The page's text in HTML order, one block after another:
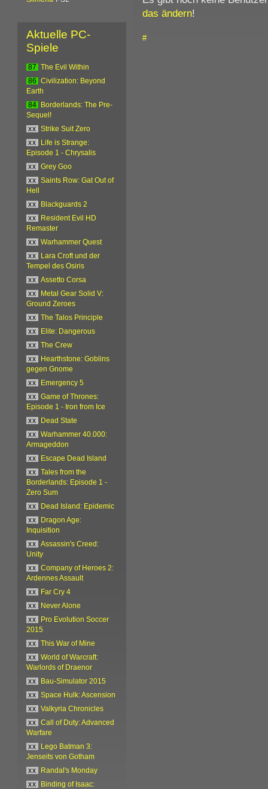
das ändern!
#
Aktuelle PC-
Spiele
87
The Evil Within
86
Civilization: Beyond
Earth
84
Borderlands: The Pre-
Sequel!
xx
Strike Suit Zero
xx
Life is Strange:
Episode 1 - Chrysalis
xx
Grey Goo
xx
Saints Row: Gat Out of
Hell
xx
Blackguards 2
xx
Resident Evil HD
Remaster
xx
Warhammer Quest
xx
Lara Croft und der
Tempel des Osiris
xx
Assetto Corsa
xx
Metal Gear Solid V:
Ground Zeroes
xx
The Talos Principle
xx
Elite: Dangerous
xx
The Crew
xx
Hearthstone: Goblins
gegen Gnome
xx
Emergency 5
xx
Game of Thrones:
Episode 1 - Iron from Ice
xx
Dead State
xx
Warhammer 40.000:
Armageddon
xx
Escape Dead Island
xx
Tales from the
Borderlands: Episode 1 -
Zero Sum
xx
Dead Island: Epidemic
xx
Dragon Age:
Inquisition
xx
Assassin's Creed:
Unity
xx
Company of Heroes 2:
Ardennes Assault
xx
Far Cry 4
xx
Never Alone
xx
Pro Evolution Soccer
2015
xx
This War of Mine
xx
World of Warcraft:
Warlords of Draenor
xx
Bau-Simulator 2015
xx
Space Hulk: Ascension
xx
Valkyria Chronicles
xx
Call of Duty: Advanced
Warfare
xx
Lego Batman 3:
Jenseits von Gotham
xx
Randal's Monday
xx
Binding of Isaac: